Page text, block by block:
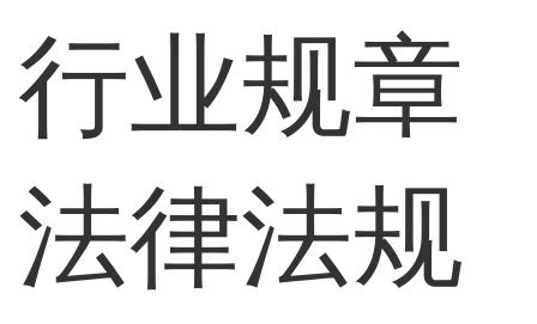
行业规章
法律法规